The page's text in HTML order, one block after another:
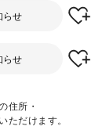
らせ
らせ
住所・
ただけます。